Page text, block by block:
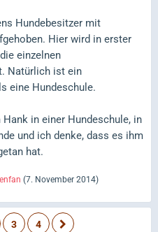
Hundebesitzer mit
Hier wird in erster
einzelnen
Natürlich ist ein
eine Hundeschule.
in einer Hundeschule, in
und ich denke, dass es ihm
hat.
(7. November 2014)
3 4